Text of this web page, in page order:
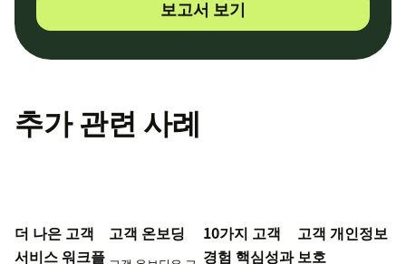
보고서 보기
추가 관련 사례
더 나은 고객
서비스 워크플
고객 온보딩
10가지 고객
경험 핵심성과
고객 개인정보
보호